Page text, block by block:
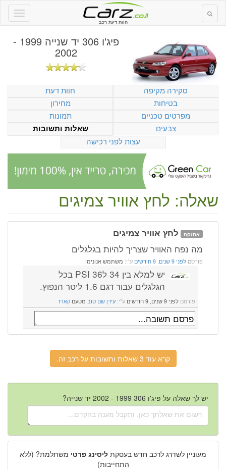
חוות דעת רכב
פיג'ו 306 יד שנייה 1999 -
2002
סקירה מקיפה
חוות דעת
בטיחות
מחירון
מפרטים טכניים
תמונות
צבעים
שאלות ותשובות
עצות לפני רכישה
שאלה: לחץ אוויר צמיגים
אחזקה לחץ אוויר צמיגים
מה נפח האוויר שצריך להיות בגלגלים
פורסם לפני 9 שנים, 9 חודשים ע"י: משתמש אנונימי
יש למלא בין 34 ל36 PSI בכל
הגלגלים עבור דגם 1.6 ליטר הנפוץ.
פורסם לפני 9 שנים, 9 חודשים ע"י: עידן שם טוב מטעם קארז
קרא עוד 3 שאלות ותשובות על רכב זה.
יש לך שאלה על פיג'ו 306 1999 - 2002 יד שנייה?
מעוניין לשדרג לרכב חדש בעסקת ליסינג פרטי משתלמת? (ללא
התחייבות)